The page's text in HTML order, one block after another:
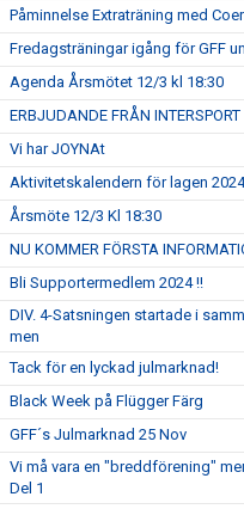
Påminnelse Extraträning med
Fredagsträningar igång för GFF
Agenda Årsmötet 12/3 kl 18:30
ERBJUDANDE FRÅN INTERSPORT
Vi har JOYNAt
Aktivitetskalendern för lagen 2024
Årsmöte 12/3 Kl 18:30
NU KOMMER FÖRSTA
Bli Supportermedlem 2024 !!
DIV. 4-Satsningen startade i
men
Tack för en lyckad julmarknad!
Black Week på Flügger Färg
GFF´s Julmarknad 25 Nov
Vi må vara en "breddförening"
Del 1